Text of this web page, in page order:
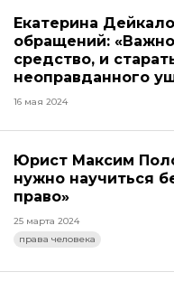
Екатерина
обращений:
средство, и
неоправданного
16 мая 2024
Юрист Максим
нужно научиться
право»
25 марта 2024
права человека